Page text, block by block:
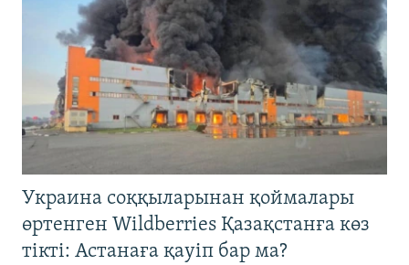
Украина соққыларынан қоймалары
өртенген Wildberries Қазақстанға көз
тікті: Астанаға қауіп бар ма?